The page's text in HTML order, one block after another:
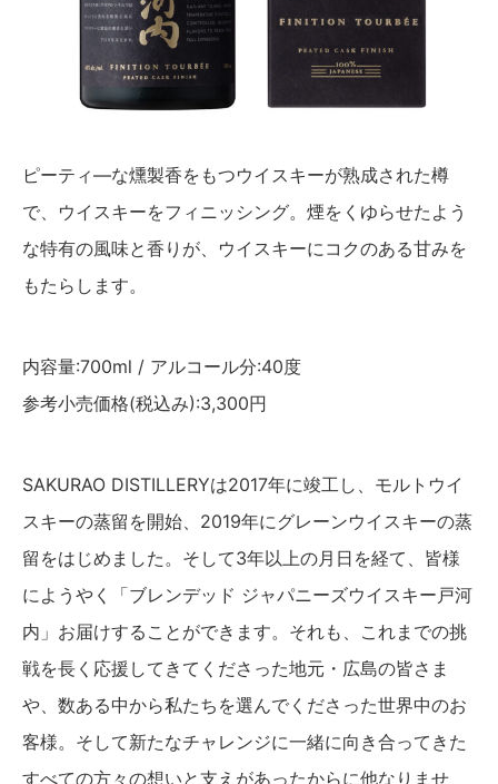
ピーティ―な燻製香をもつウイスキーが熟成された樽
で、ウイスキーをフィニッシング。煙をくゆらせたよう
な特有の風味と香りが、ウイスキーにコクのある甘みを
もたらします。
内容量:700ml / アルコール分:40度
参考小売価格(税込み):3,300円
SAKURAO DISTILLERYは2017年に竣工し、モルトウイ
スキーの蒸留を開始、2019年にグレーンウイスキーの蒸
留をはじめました。そして3年以上の月日を経て、皆様
にようやく「ブレンデッド ジャパニーズウイスキー戸河
内」お届けすることができます。それも、これまでの挑
戦を長く応援してきてくださった地元・広島の皆さま
や、数ある中から私たちを選んでくださった世界中のお
客様。そして新たなチャレンジに一緒に向き合ってきた
すべての方々の想いと支えがあったからに他なりませ